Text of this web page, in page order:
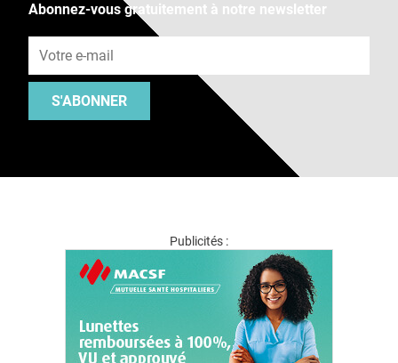
Abonnez-vous gratuitement à notre newsletter
S'ABONNER
Publicités :